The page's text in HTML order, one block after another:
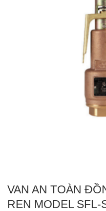
VAN AN TOÀN
REN MODEL SFL-